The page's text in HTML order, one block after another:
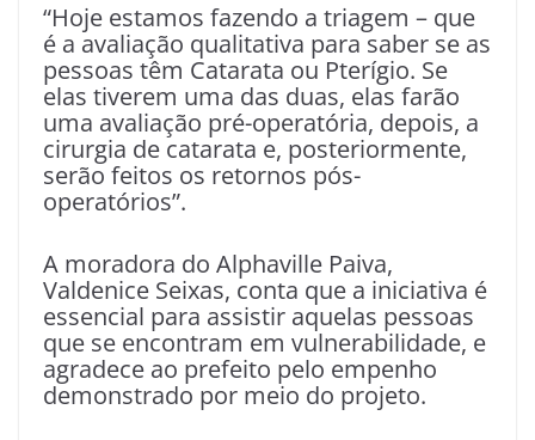
“Hoje estamos fazendo a triagem – que
é a avaliação qualitativa para saber se as
pessoas têm Catarata ou Pterígio. Se
elas tiverem uma das duas, elas farão
uma avaliação pré-operatória, depois, a
cirurgia de catarata e, posteriormente,
serão feitos os retornos pós-
operatórios”.
A moradora do Alphaville Paiva,
Valdenice Seixas, conta que a iniciativa é
essencial para assistir aquelas pessoas
que se encontram em vulnerabilidade, e
agradece ao prefeito pelo empenho
demonstrado por meio do projeto.